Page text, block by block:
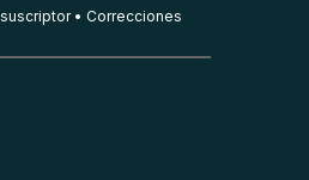
Correcciones